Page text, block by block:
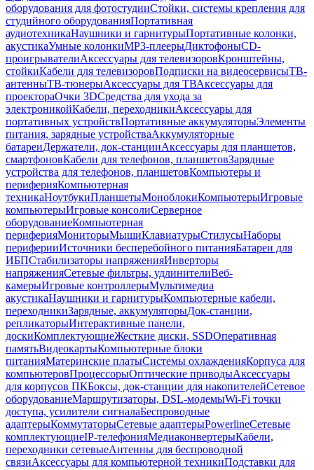
оборудования для фотостудииСтойки, системы крепления для
студийного оборудованияПортативная
аудиотехникаНаушники и гарнитурыПортативные колонки,
акустикаУмные колонкиMP3-плеерыДиктофоныCD-
проигрывателиАксессуары для телевизоровКронштейны,
стойкиКабели для телевизоровПодписки на видеосервисыТВ-
антенныТВ-тюнерыАксессуары для ТВАксессуары для
проектораОчки 3DСредства для ухода за
электроникойКабели, переходникиАксессуары для
портативных устройствПортативные аккумуляторыЭлементы
питания, зарядные устройстваАккумуляторные
батареиДержатели, док-станцииАксессуары для планшетов,
смартфоновКабели для телефонов, планшетовЗарядные
устройства для телефонов, планшетовКомпьютеры и
периферияКомпьютерная
техникаНоутбукиПланшетыМоноблокиКомпьютерыИгровые
компьютерыИгровые консолиСерверное
оборудованиеКомпьютерная
периферияМониторыМышиКлавиатурыСтилусыНаборы
периферииИсточники бесперебойного питанияБатареи для
ИБПСтабилизаторы напряженияИнверторы
напряженияСетевые фильтры, удлинителиВеб-
камерыИгровые контроллерыМультимедиа
акустикаНаушники и гарнитурыКомпьютерные кабели,
переходникиЗарядные, аккумуляторыДок-станции,
репликаторыИнтерактивные панели,
доскиКомплектующиеЖесткие диски, SSDОперативная
памятьВидеокартыКомпьютерные блоки
питанияМатеринские платыСистемы охлажденияКорпуса для
компьютеровПроцессорыОптические приводыАксессуары
для корпусов ПКБоксы, док-станции для накопителейСетевое
оборудованиеМаршрутизаторы, DSL-модемыWi-Fi точки
доступа, усилители сигналаБеспроводные
адаптерыКоммутаторыСетевые адаптерыPowerlineСетевые
комплектующиеIP-телефонияМедиаконвертерыКабели,
переходники сетевыеАнтенны для беспроводной
связиАксессуары для компьютерной техникиПодставки для